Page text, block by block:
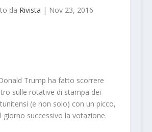
da Rivista | Nov 23, 2016
Trump ha fatto scorrere
sulle rotative di stampa dei
(e non solo) con un picco,
giorno successivo la votazione.